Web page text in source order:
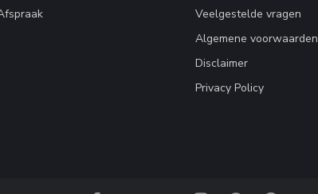
Veelgestelde vragen
Algemene voorwaarden
Disclaimer
Privacy Policy